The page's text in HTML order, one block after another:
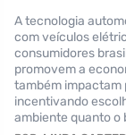
A tecnologia
com veículos
consumidores
promovem a
também impactam
incentivando
ambiente quanto o